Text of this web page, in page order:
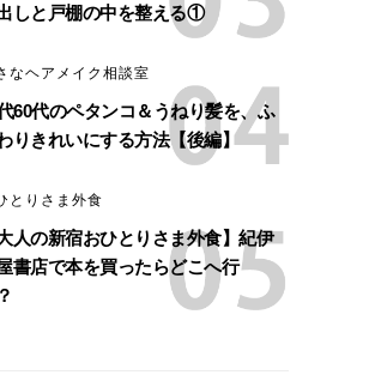
しと戸棚の中を整える①
なヘアメイク相談室
60代のペタンコ＆うねり髪を、ふ
りきれいにする方法【後編】
とりさま外食
大人の新宿おひとりさま外食】紀伊
書店で本を買ったらどこへ行